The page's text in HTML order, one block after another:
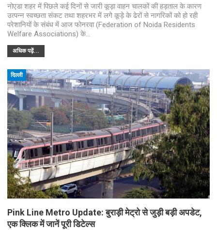
नोएडा शहर में पिछले कई दिनों से जारी कूड़ा वाहन चालकों की हड़ताल के कारण
उत्पन्न स्वच्छता संकट तथा शहरभर में लगे कूड़े के ढेरों से नागरिकों को हो रही
परेशानियों के संबंध में आज फोनरवा (Federation of Noida Residents
Welfare Associations) के…
अधिक पढ़ें...
दिल्ली
Pink Line Metro Update: बुराड़ी मेट्रो से जुड़ी बड़ी अपडेट,
एक क्लिक में जानें पूरी डिटेल्स